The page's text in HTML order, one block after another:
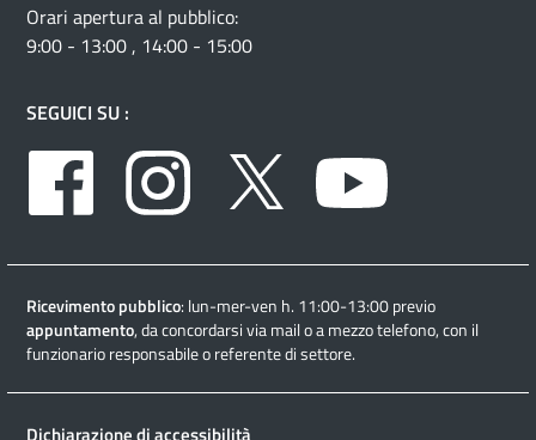
Orari apertura al pubblico:
9:00 - 13:00 , 14:00 - 15:00
SEGUICI SU :
Facebook
Instagram Twitter
Ricevimento pubblico: lun-mer-ven h. 11:00-13:00 previo
appuntamento, da concordarsi via mail o a mezzo telefono, con il
funzionario responsabile o referente di settore.
Dichiarazione di accessibilità